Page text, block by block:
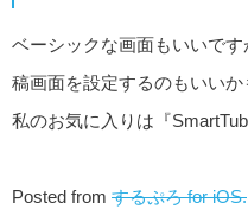
ベーシックな画面もいいで
稿画面を設定するのもいいか
私のお気に入りは『SmartTub
Posted from するぷろ for iOS.